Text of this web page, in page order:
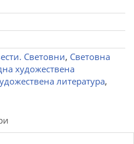
Световни, Световна
художествена
литература,